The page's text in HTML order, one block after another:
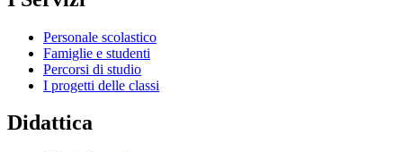
Personale scolastico
Famiglie e studenti
Percorsi di studio
I progetti delle classi
Didattica